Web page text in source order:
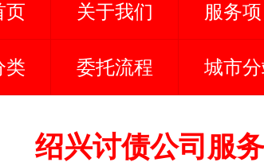
页 关于我们 服务项
类 委托流程 城市
绍兴讨债公司服